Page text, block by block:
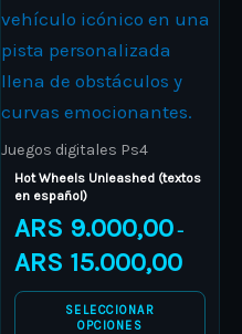
Juegos digitales Ps4
Hot Wheels Unleashed (textos
en español)
ARS 9.000,00 –
ARS 15.000,00
SELECCIONAR
OPCIONES
multiple
variants.
The
options
may
be
chosen
on
the
product